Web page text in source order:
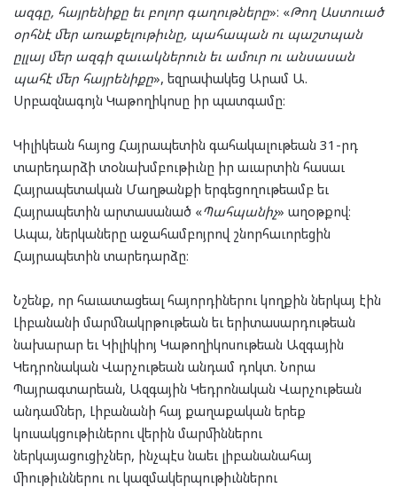
ազգը, հայրենիքը եւ բոլոր գաղութները»։ «Թող Աստուած
օրհնէ մեր առաքելութիւնը, պահապան ու պաշտպան
ըլլայ մեր ազգի զաւակներուն եւ ամուր ու անսասան
պահէ մեր հայրենիքը», եզրափակեց Արամ Ա.
Սրբազնագոյն Կաթողիկոսը իր պատգամը։
Կիլիկեան հայոց Հայրապետին գահակալութեան 31-րդ
տարեդարձի տօնախմբութիւնը իր աւարտին հասաւ
Հայրապետական Մաղթանքի երգեցողութեամբ եւ
Հայրապետին արտասանած «Պահպանիչ» աղօթքով։
Ապա, ներկաները աջահամբոյրով շնորհաւորեցին
Հայրապետին տարեդարձը։
Նշենք, որ հաւատացեալ հայորդիներու կողքին ներկայ էին
Լիբանանի մարմնակրթութեան եւ երիտասարդութեան
նախարար եւ Կիլիկիոյ Կաթողիկոսութեան Ազգային
Կեդրոնական Վարչութեան անդամ դոկտ. Նորա
Պայրագտարեան, Ազգային Կեդրոնական Վարչութեան
անդամներ, Լիբանանի հայ քաղաքական երեք
կուսակցութիւներու վերին մարմիններու
ներկայացուցիչներ, ինչպէս նաեւ լիբանանահայ
միութիւններու ու կազմակերպութիւններու